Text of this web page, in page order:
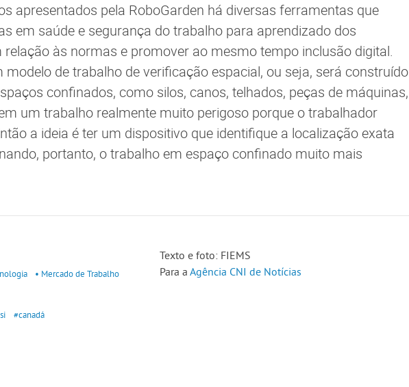
apresentados pela RoboGarden há diversas ferramentas que
em saúde e segurança do trabalho para aprendizado dos
às normas e promover ao mesmo tempo inclusão digital.
modelo de trabalho de verificação espacial, ou seja, será construído
confinados, como silos, canos, telhados, peças de máquinas,
um trabalho realmente muito perigoso porque o trabalhador
a ideia é ter um dispositivo que identifique a localização exata
portanto, o trabalho em espaço confinado muito mais
• Mercado de Trabalho
#canadá
Texto e foto: FIEMS
Para a Agência CNI de Notícias